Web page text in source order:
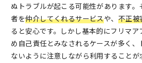
ぬトラブルが起こる可能性があります。
者を仲介してくれるサービスや、 不正被
ると安心です。しかし基本的にフリマ
め自己責任とみなされるケースが多く
ないように注意しながら利用することが